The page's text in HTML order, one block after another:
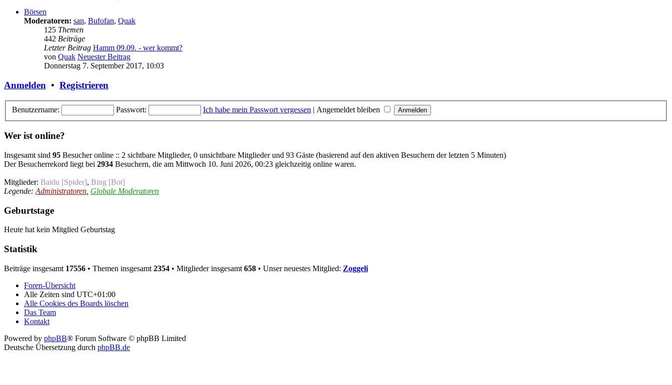
Börsen
Moderatoren: san, Bufofan, Quak
125 Themen
442 Beiträge
Letzter Beitrag Hamm 09.09. - wer kommt?
von Quak Neuester Beitrag
Donnerstag 7. September 2017, 10:03
Anmelden • Registrieren
Benutzername: Passwort: Ich habe mein Passwort vergessen | Angemeldet bleiben
Wer ist online?
Insgesamt sind 95 Besucher online :: 2 sichtbare Mitglieder, 0 unsichtbare Mitglieder und 93 Gäste (basierend auf den aktiven Besuchern der letzten 5 Minuten)
Der Besucherrekord liegt bei 2934 Besuchern, die am Mittwoch 10. Juni 2026, 00:23 gleichzeitig online waren.
Mitglieder: Baidu [Spider], Bing [Bot]
Legende: Administratoren Globale Moderatoren
Geburtstage
Heute hat kein Mitglied Geburtstag
Statistik
Beiträge insgesamt 17556 • Themen insgesamt 2354 • Mitglieder insgesamt 658 • Unser neuestes Mitglied: Zoggeli
Foren-Übersicht
Alle Zeiten sind UTC+01:00
Alle Cookies des Boards löschen
Das Team
Kontakt
Powered by phpBB® Forum Software © phpBB Limited
Deutsche Übersetzung durch phpBB.de